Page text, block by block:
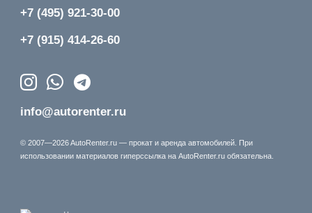
+7 (495) 921-30-00
+7 (915) 414-26-60
info@autorenter.ru
© 2007—2026 AutoRenter.ru — прокат и аренда автомобилей. При
использовании материалов гиперссылка на AutoRenter.ru обязательна.